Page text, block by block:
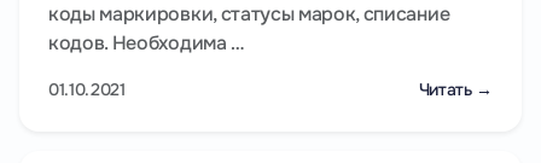
коды маркировки, статусы марок, списание
кодов. Необходима …
01.10.2021 Читать →